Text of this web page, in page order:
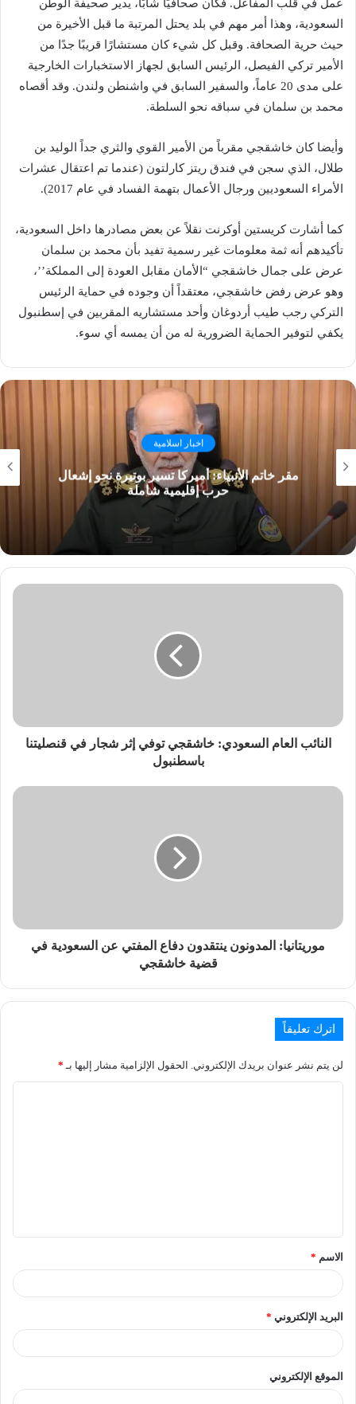
عمل في قلب المفاعل. فكان صحافيًا شابًا، يدير صحيفة الوطن
السعودية، وهذا أمر مهم في بلد يحتل المرتبة ما قبل الأخيرة من
حيث حرية الصحافة. وقبل كل شيء كان مستشارًا قريبًا جدًا من
الأمير تركي الفيصل، الرئيس السابق لجهاز الاستخبارات الخارجية
على مدى 20 عاماً، والسفير السابق في واشنطن ولندن. وقد أقصاه
محمد بن سلمان في سباقه نحو السلطة.
وأيضا كان خاشقجي مقرباً من الأمير القوي والثري جداً الوليد بن
طلال، الذي سجن في فندق ريتز كارلتون (عندما تم اعتقال عشرات
الأمراء السعوديين ورجال الأعمال بتهمة الفساد في عام 2017).
كما أشارت كريستين أوكرنت نقلاً عن بعض مصادرها داخل السعودية،
تأكيدهم أنه ثمة معلومات غير رسمية تفيد بأن محمد بن سلمان
عرض على جمال خاشقجي “الأمان مقابل العودة إلى المملكة’’،
وهو عرض رفض خاشقجي، معتقداً أن وجوده في حماية الرئيس
التركي رجب طيب أردوغان وأحد مستشاريه المقربين في إسطنبول
يكفي لتوفير الحماية الضرورية له من أن يمسه أي سوء.
اخبار اسلامية
مقر خاتم الأنبياء: أميركا تسير بوتيرة نحو إشعال
حرب إقليمية شاملة
النائب العام السعودي: خاشقجي توفي إثر شجار في قنصليتنا
باسطنبول
موريتانيا: المدونون ينتقدون دفاع المفتي عن السعودية في
قضية خاشقجي
اترك تعليقاً
لن يتم نشر عنوان بريدك الإلكتروني. الحقول الإلزامية مشار إليها بـ *
الاسم *
البريد الإلكتروني *
الموقع الإلكتروني